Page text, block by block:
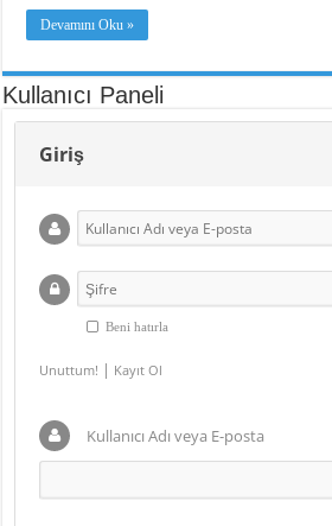
Devamını Oku »
Kullanıcı Paneli
Giriş
Beni hatırla
Unuttum! | Kayıt Ol
Kullanıcı Adı veya E-posta